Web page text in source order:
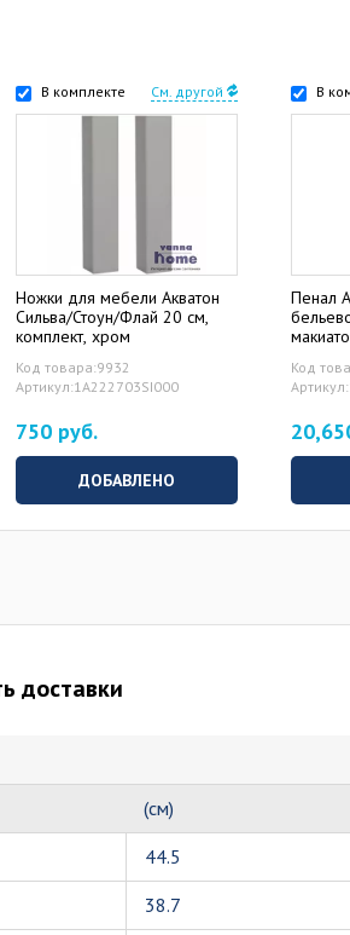
В комплекте См. другой
Ножки для мебели Акватон
Сильва/Стоун/Флай 20 см,
комплект, хром
Код товара:9932
Артикул:1A222703SI000
750 руб.
ДОБАВЛЕНО
В
Пенал
макиато
Код
доставки
(см)
44.5
38.7